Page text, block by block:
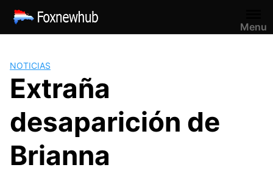
Saltar
contenido
Menu
NOTICIAS
Extraña
desaparición de
Brianna